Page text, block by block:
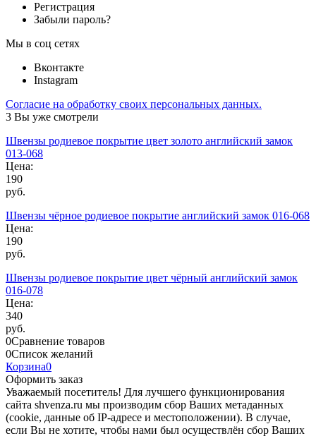
Регистрация
Забыли пароль?
Мы в соц сетях
Вконтакте
Instagram
Согласие на обработку своих персональных данных.
3 Вы уже смотрели
Швензы родиевое покрытие цвет золото английский замок
013-068
Цена:
190
руб.
Швензы чёрное родиевое покрытие английский замок 016-068
Цена:
190
руб.
Швензы родиевое покрытие цвет чёрный английский замок
016-078
Цена:
340
руб.
0Сравнение товаров
0Список желаний
Корзина0
Оформить заказ
Уважаемый посетитель! Для лучшего функционирования
сайта shvenza.ru мы производим сбор Ваших метаданных
(cookie, данные об IP-адресе и местоположении). В случае,
если Вы не хотите, чтобы нами был осуществлён сбор Ваших